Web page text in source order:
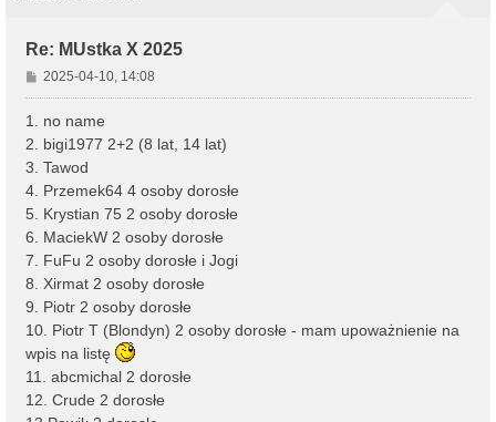
Re: MUstka X 2025
P
o
2025-04-10, 14:08
1. no name
2. bigi1977 2+2 (8 lat, 14 lat)
3. Tawod
4. Przemek64 4 osoby dorosłe
5. Krystian 75 2 osoby dorosłe
6. MaciekW 2 osoby dorosłe
7. FuFu 2 osoby dorosłe i Jogi
8. Xirmat 2 osoby dorosłe
9. Piotr 2 osoby dorosłe
10. Piotr T (Blondyn) 2 osoby dorosłe - mam upoważnienie na
wpis na listę
11. abcmichal 2 dorosłe
12. Crude 2 dorosłe